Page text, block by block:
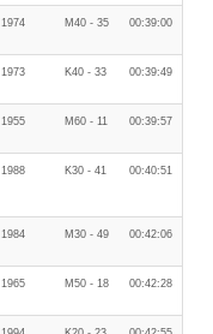
1974 M40 - 35 00:39:00
1973 K40 - 33 00:39:49
1955 M60 - 11 00:39:57
1988 K30 - 41 00:40:51
1984 M30 - 49 00:42:06
1965 M50 - 18 00:42:28